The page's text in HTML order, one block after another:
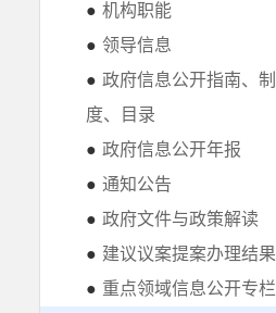
● 机构职能
● 领导信息
● 政府信息公开指南、制
度、目录
● 政府信息公开年报
● 通知公告
● 政府文件与政策解读
● 建议议案提案办理结果
● 重点领域信息公开专栏